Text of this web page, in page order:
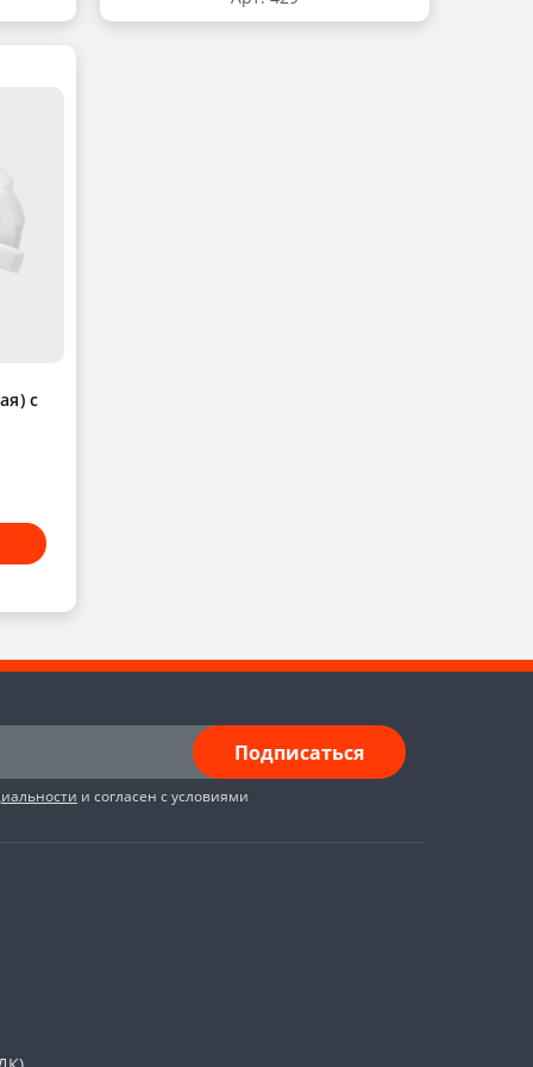
с
Подписаться
и согласен с условиями